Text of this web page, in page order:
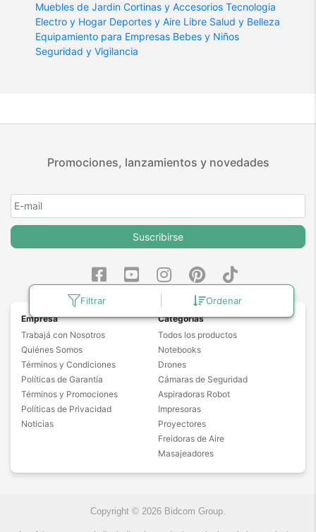
Filtrar Ordenar
Muebles de Jardin Cortinas y Accesorios Tecnologia
Electro y Hogar Deportes y Aire Libre Salud y Belleza
Equipamiento para Empresas Bebes y Niños
Seguridad y Vigilancia
Promociones, lanzamientos y novedades
Suscribirse
Empresa
Trabajá con Nosotros
Quiénes Somos
Términos y Condiciones
Políticas de Garantía
Términos y Promociones
Políticas de Privacidad
Noticias
Categorías
Todos los productos
Notebooks
Drones
Cámaras de Seguridad
Aspiradoras Robot
Impresoras
Proyectores
Freidoras de Aire
Masajeadores
Copyright © 2026 Bidcom Group.